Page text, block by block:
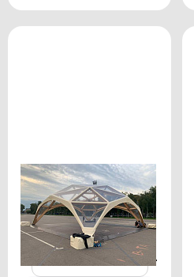
Деревянный шатер
прозрачный 100 кв.м
От 250000 р./сутки
+